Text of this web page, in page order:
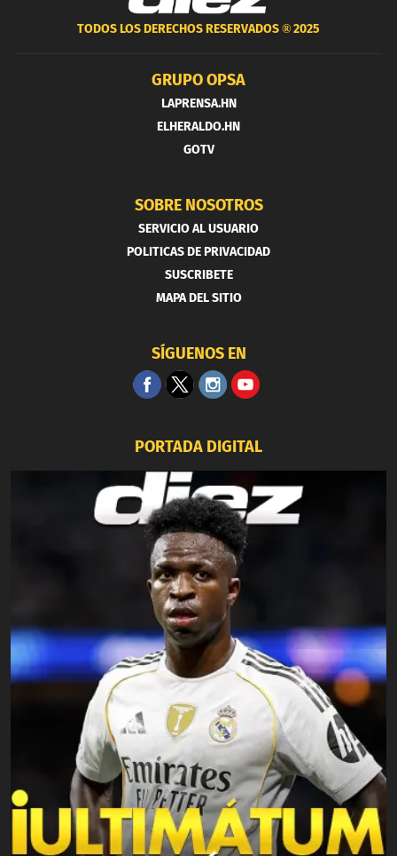
TODOS LOS DERECHOS RESERVADOS ®2025
GRUPO OPSA
LAPRENSA.HN
ELHERALDO.HN
GOTV
SOBRE NOSOTROS
SERVICIO AL USUARIO
POLITICAS DE PRIVACIDAD
SUSCRIBETE
MAPA DEL SITIO
SÍGUENOS EN
PORTADA DIGITAL